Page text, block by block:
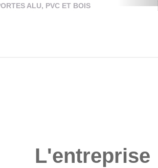
ALU, PVC ET BOIS
L'entreprise